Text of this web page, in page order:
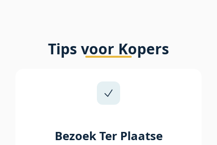
Tips voor Kopers
Bezoek Ter Plaatse